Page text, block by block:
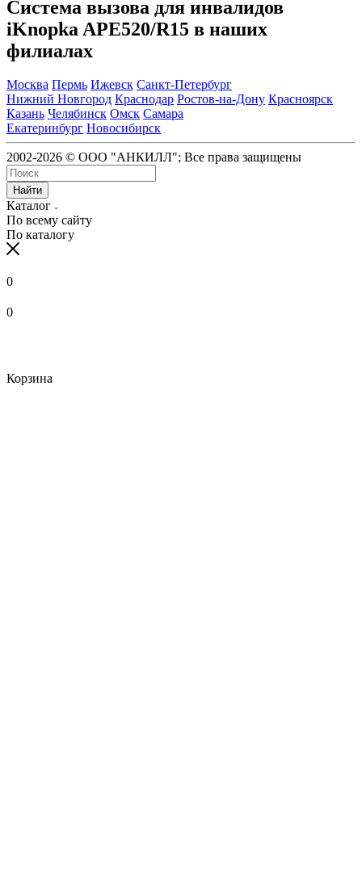
Система вызова для инвалидов
iKnopka APE520/R15 в наших
филиалах
Москва Пермь Ижевск Санкт-Петербург
Нижний Новгород Краснодар Ростов-на-Дону Красноярск
Казань Челябинск Омск Самара
Екатеринбург Новосибирск
2002-2026 © ООО "АНКИЛЛ"; Все права защищены
Найти
Каталог
По всему сайту
По каталогу
0
0
Корзина